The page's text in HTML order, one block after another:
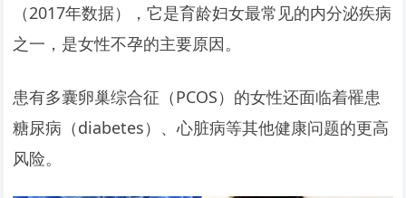
（2017年数据），它是育龄妇女最常见的内分泌疾病
之一，是女性不孕的主要原因。
患有多囊卵巢综合征（PCOS）的女性还面临着罹患
糖尿病（diabetes）、心脏病等其他健康问题的更高
风险。